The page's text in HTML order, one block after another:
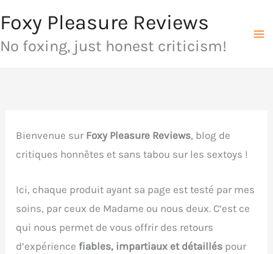
au
contenu
Foxy Pleasure Reviews
No foxing, just honest criticism!
Bienvenue sur Foxy Pleasure Reviews, blog de
critiques honnêtes et sans tabou sur les sextoys !
Ici, chaque produit ayant sa page est testé par mes
soins, par ceux de Madame ou nous deux. C’est ce
qui nous permet de vous offrir des retours
d’expérience fiables, impartiaux et détaillés pour